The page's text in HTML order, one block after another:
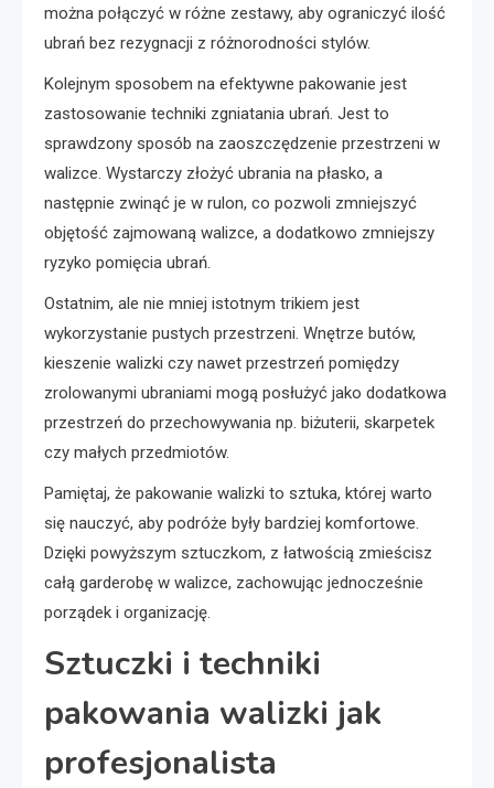
można połączyć w różne zestawy, aby ograniczyć ilość
ubrań bez rezygnacji z różnorodności stylów.
Kolejnym sposobem na efektywne pakowanie jest
zastosowanie techniki zgniatania ubrań. Jest to
sprawdzony sposób na zaoszczędzenie przestrzeni w
walizce. Wystarczy złożyć ubrania na płasko, a
następnie zwinąć je w rulon, co pozwoli zmniejszyć
objętość zajmowaną walizce, a dodatkowo zmniejszy
ryzyko pomięcia ubrań.
Ostatnim, ale nie mniej istotnym trikiem jest
wykorzystanie pustych przestrzeni. Wnętrze butów,
kieszenie walizki czy nawet przestrzeń pomiędzy
zrolowanymi ubraniami mogą posłużyć jako dodatkowa
przestrzeń do przechowywania np. biżuterii, skarpetek
czy małych przedmiotów.
Pamiętaj, że pakowanie walizki to sztuka, której warto
się nauczyć, aby podróże były bardziej komfortowe.
Dzięki powyższym sztuczkom, z łatwością zmieścisz
całą garderobę w walizce, zachowując jednocześnie
porządek i organizację.
Sztuczki i techniki
pakowania walizki jak
profesjonalista